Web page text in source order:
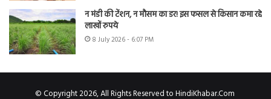
न मंडी की टेंशन, न मौसम का डर! इस फसल से किसान कमा रहे
लाखों रुपये
8 July 2026 - 6:07 PM
© Copyright 2026, All Rights Reserved to HindiKhabar.Com